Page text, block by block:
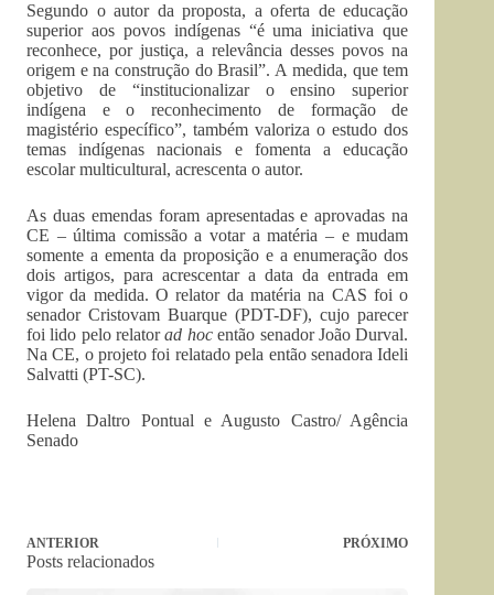
Segundo o autor da proposta, a oferta de educação
superior aos povos indígenas “é uma iniciativa que
reconhece, por justiça, a relevância desses povos na
origem e na construção do Brasil”. A medida, que tem
objetivo de “institucionalizar o ensino superior
indígena e o reconhecimento de formação de
magistério específico”, também valoriza o estudo dos
temas indígenas nacionais e fomenta a educação
escolar multicultural, acrescenta o autor.
As duas emendas foram apresentadas e aprovadas na
CE – última comissão a votar a matéria – e mudam
somente a ementa da proposição e a enumeração dos
dois artigos, para acrescentar a data da entrada em
vigor da medida. O relator da matéria na CAS foi o
senador Cristovam Buarque (PDT-DF), cujo parecer
foi lido pelo relatorad hocentão senador João Durval.
Na CE, o projeto foi relatado pela então senadora Ideli
Salvatti (PT-SC).
Helena Daltro Pontual e Augusto Castro/ Agência
Senado
ANTERIOR PRÓXIMO
Posts relacionados